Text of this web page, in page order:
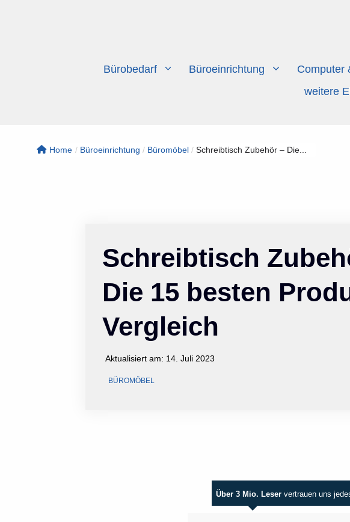
Bürobedarf Büroeinrichtung Computer
weitere
Home / Büroeinrichtung / Büromöbel / Schreibtisch Zubehör – Die...
Schreibtisch
Die 15 besten
Vergleich
Aktualisiert am: 14. Juli 2023
BÜROMÖBEL
Über 3 Mio. Leser vertrauen uns